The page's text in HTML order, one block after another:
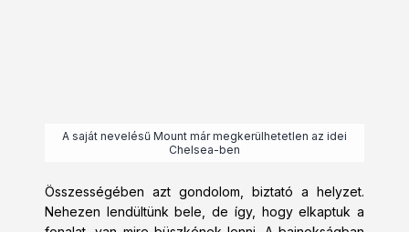
A saját nevelésű Mount már megkerülhetetlen az idei
Chelsea-ben
Összességében azt gondolom, biztató a helyzet.
Nehezen lendültünk bele, de így, hogy elkaptuk a